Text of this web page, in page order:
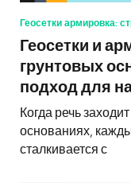
Геосетки армировка:
Геосетки и
грунтовых
подход для
Когда речь
основаниях,
сталкивается с